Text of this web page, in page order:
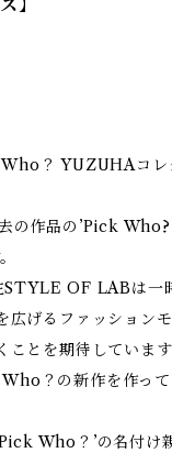
】
？ YUZUHAコレ
の作品の’Pick
OF LABは一
広げるファッション
とを期待しています
？の新作を作って
Who？’の名付け